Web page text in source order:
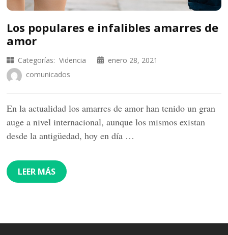
Los populares e infalibles amarres de
amor
Categorías: Videncia
enero 28, 2021
comunicados
En la actualidad los amarres de amor han tenido un gran
auge a nivel internacional, aunque los mismos existan
desde la antigüedad, hoy en día …
LEER MÁS